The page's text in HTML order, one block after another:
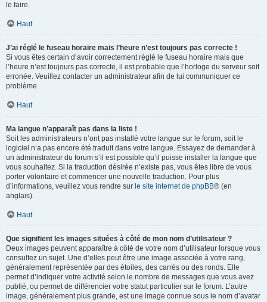
le faire.
Haut
J’ai réglé le fuseau horaire mais l’heure n’est toujours pas correcte !
Si vous êtes certain d’avoir correctement réglé le fuseau horaire mais que
l’heure n’est toujours pas correcte, il est probable que l’horloge du serveur soit
erronée. Veuillez contacter un administrateur afin de lui communiquer ce
problème.
Haut
Ma langue n’apparaît pas dans la liste !
Soit les administrateurs n’ont pas installé votre langue sur le forum, soit le
logiciel n’a pas encore été traduit dans votre langue. Essayez de demander à
un administrateur du forum s’il est possible qu’il puisse installer la langue que
vous souhaitez. Si la traduction désirée n’existe pas, vous êtes libre de vous
porter volontaire et commencer une nouvelle traduction. Pour plus
d’informations, veuillez vous rendre sur le site internet de phpBB® (en
anglais).
Haut
Que signifient les images situées à côté de mon nom d’utilisateur ?
Deux images peuvent apparaître à côté de votre nom d’utilisateur lorsque vous
consultez un sujet. Une d’elles peut être une image associée à votre rang,
généralement représentée par des étoiles, des carrés ou des ronds. Elle
permet d’indiquer votre activité selon le nombre de messages que vous avez
publié, ou permet de différencier votre statut particulier sur le forum. L’autre
image, généralement plus grande, est une image connue sous le nom d’avatar